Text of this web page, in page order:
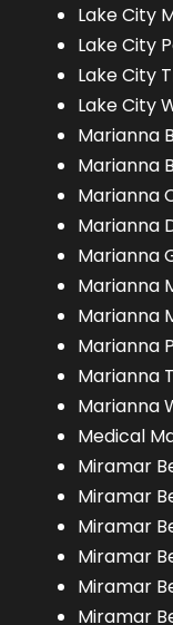
Lake City
Lake City
Lake City
Lake City
Marianna
Marianna
Marianna
Marianna
Marianna
Marianna
Marianna
Marianna
Marianna
Marianna
Medical
Miramar
Miramar
Miramar
Miramar
Miramar
Miramar